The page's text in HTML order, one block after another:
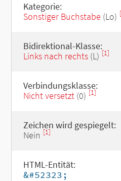
Kategorie:
Sonstiger Buchstabe (Lo)
Bidirektional-Klasse:
Links nach rechts(L) [1]
Verbindungsklasse:
Nicht versetzt(0) [1]
Zeichen wird gespiegelt:
Nein [1]
HTML-Entität:
&#52323;